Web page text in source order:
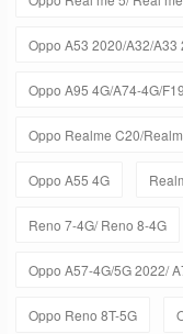
Oppo A53 2020/A32/A33
Oppo A95 4G/A74-4G/
Oppo Realme C20/
Oppo A55 4G
Reno 7-4G/ Reno 8-4G
Oppo A57-4G/5G 2022/
Oppo Reno 8T-5G